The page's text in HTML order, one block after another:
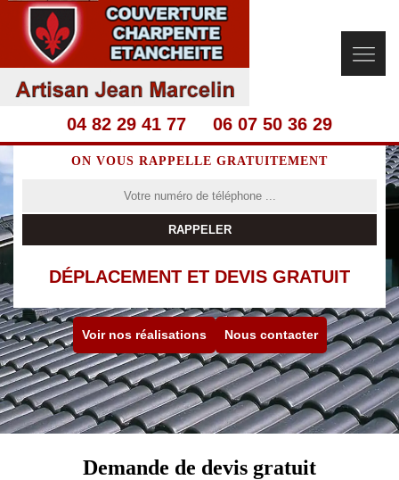
04 82 29 41 77 06 07 50 36 29
ON VOUS RAPPELLE GRATUITEMENT
DÉPLACEMENT ET DEVIS GRATUIT
Voir nos réalisations Nous contacter
Demande de devis gratuit